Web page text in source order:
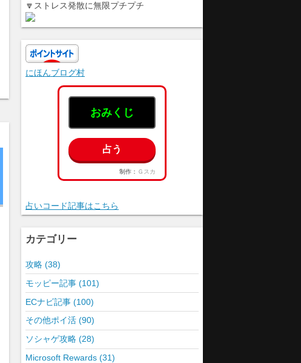
🔽ストレス発散に無限プチプチ
にほんブログ村
おみくじ
占う
制作： Ｇスカ
占いコード記事はこちら
カテゴリー
攻略 (38)
モッピー記事 (101)
ECナビ記事 (100)
その他ポイ活 (90)
ソシャゲ攻略 (28)
Microsoft Rewards (31)